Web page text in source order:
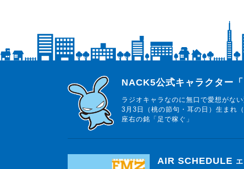
らじっと君
NACK5公式キャラクター「
ラジオキャラなのに無口で愛想がな
3月3日（桃の節句・耳の日）生まれ
座右の銘「足で稼ぐ」
AIR SCHEDULE